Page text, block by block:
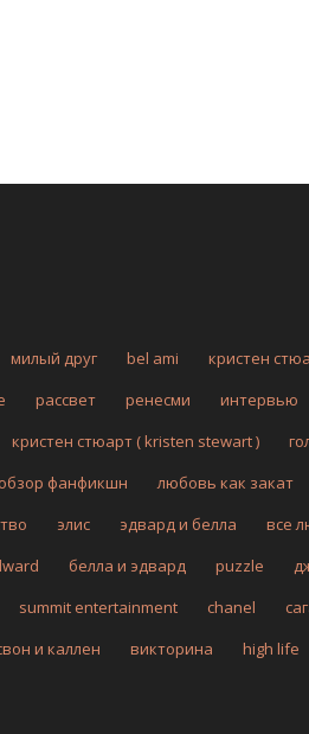
милый друг bel ami кристен
рассвет ренесми интервью
кристен стюарт ( kristen stewart )
обзор фанфикшн любовь как закат
элис эдвард и белла все
белла и эдвард puzzle
summit entertainment chanel
и каллен викторина high life